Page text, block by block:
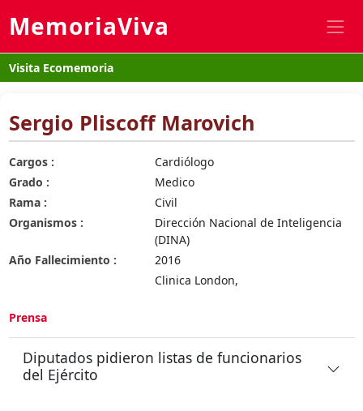
MemoriaViva
Visita Ecomemoria
Sergio Pliscoff Marovich
Cargos :
Cardiólogo
Grado :
Medico
Rama :
Civil
Organismos :
Dirección Nacional de Inteligencia
(DINA)
Año Fallecimiento :
2016
Clinica London,
Prensa
Diputados pidieron listas de funcionarios
del Ejército